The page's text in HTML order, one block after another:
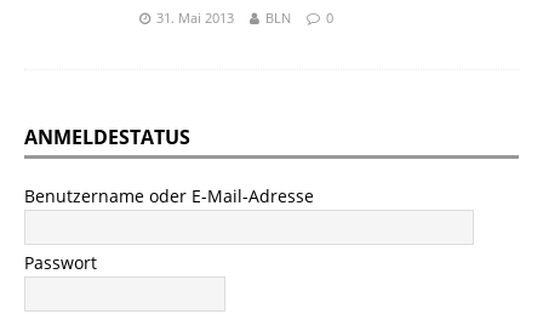
31. Mai 2013 BLN 0
ANMELDESTATUS
Benutzername oder E-Mail-Adresse
Passwort